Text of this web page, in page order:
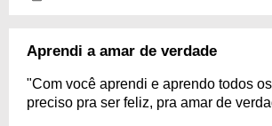
Aprendi a amar de verdade
"Com você aprendi e aprendo todos
preciso pra ser feliz, pra amar de